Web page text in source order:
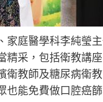
家庭醫學科李純瑩
精采，包括衛教講
衛教師及糖尿病衛
也能免費做口腔癌